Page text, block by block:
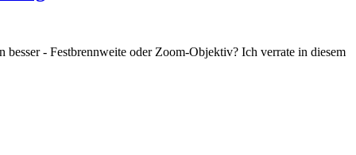
- Festbrennweite oder Zoom-Objektiv? Ich verrate in diesem